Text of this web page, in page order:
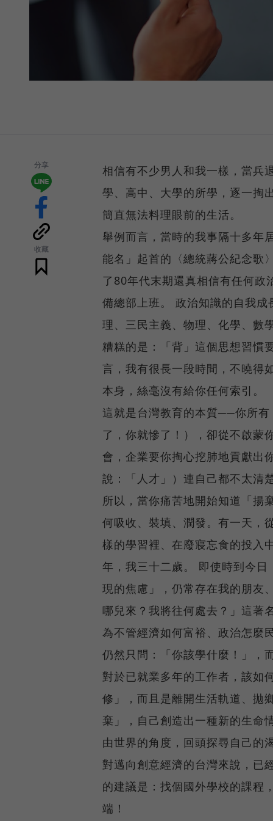
分享
收藏
相信有不少男人和我一樣，當兵
學、高中、大學的所學，逐一掏
簡直無法料理眼前的生活。
舉例而言，當時的我事隔十多年
能名」起首的〈總統蔣公紀念歌
了80年代末期還真相信有任何政
備總部上班。 政治知識的自我
理、三民主義、物理、化學、數
糟糕的是：「背」這個思想習慣
言，我有很長一段時間，不曉得
本身，絲毫沒有給你任何索引。
這就是台灣教育的本質──你所
了，你就慘了！），卻從不啟蒙
會，企業要你掏心挖肺地貢獻出
說：「人才」）連自己都不太清
所以，當你痛苦地開始知道「
何吸收、裝填、潤發。有一天，
樣的學習裡、在廢寢忘食的投入
年，我三十二歲。 即使時到今
現的焦慮」，仍常存在我的朋友
哪兒來？我將往何處去？」這著
為不管經濟如何富裕、政治怎麼
仍然只問：「你該學什麼！」，
對於已就業多年的工作者，該如
修」，而且是離開生活軌道、拋
棄」，自己創造出一種新的生命
由世界的角度，回頭探尋自己的
對邁向創意經濟的台灣來說，已
的建議是：找個國外學校的課程
端！